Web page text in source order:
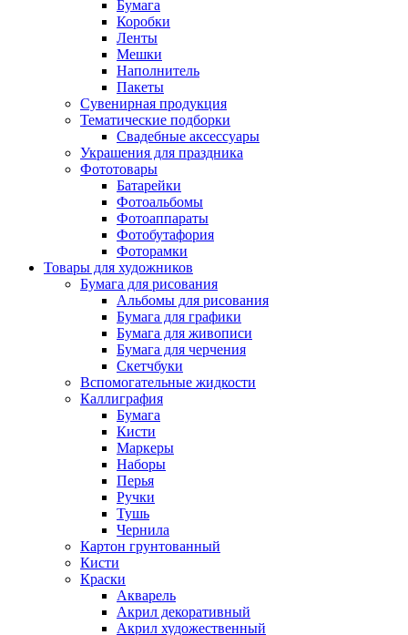
Бумага
Коробки
Ленты
Мешки
Наполнитель
Пакеты
Сувенирная продукция
Тематические подборки
Свадебные аксессуары
Украшения для праздника
Фототовары
Батарейки
Фотоальбомы
Фотоаппараты
Фотобутафория
Фоторамки
Товары для художников
Бумага для рисования
Альбомы для рисования
Бумага для графики
Бумага для живописи
Бумага для черчения
Скетчбуки
Вспомогательные жидкости
Каллиграфия
Бумага
Кисти
Маркеры
Наборы
Перья
Ручки
Тушь
Чернила
Картон грунтованный
Кисти
Краски
Акварель
Акрил декоративный
Акрил художественный